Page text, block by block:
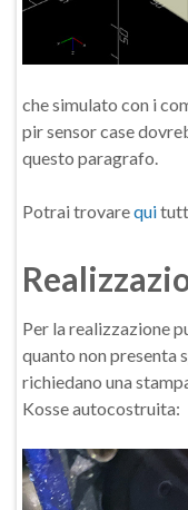
che simulato con i
pir sensor case
questo paragrafo.
Potrai trovarequi
Per la realizzazione
quanto non
richiedano una
Kosse autocostruita: